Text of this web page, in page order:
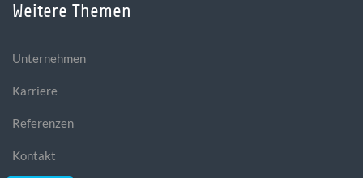
Weitere Themen
Unternehmen
Karriere
Referenzen
Kontakt